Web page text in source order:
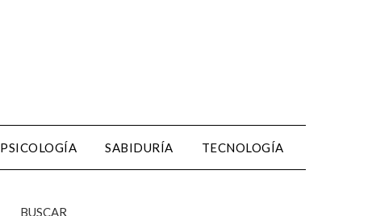
PSICOLOGÍA SABIDURÍA TECNOLOGÍA
BUSCAR